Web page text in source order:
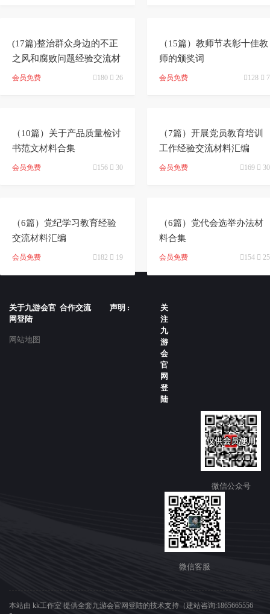
(17篇)整治群众身边的不正
之风和腐败问题经验交流材
料汇编
会员免费  180  26
（15篇）教师节表彰十佳教
师的颁奖词
会员免费  128  7
（10篇）关于产品质量检讨
书范文材料合集
会员免费  156  30
（7篇）开展党员教育培训
工作经验交流材料汇编
会员免费  169  30
（6篇）党纪学习教育经验
交流材料汇编
会员免费  182  19
（6篇）党代会选举办法材
料合集
会员免费  154  25
关于九游会官
网登陆
网站地图
合作交流 声明 :
关
注
九
游
会
官
网
登
陆
微信公众号
微信客服
本站由 kk工作室 提供全套九游会官网登陆的技术支持（建站咨询:1865665556